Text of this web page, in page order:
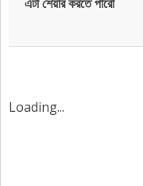
Loading...